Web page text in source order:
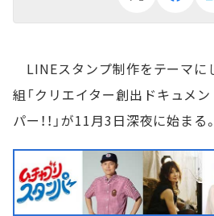
LINEスタンプ制作をテーマに
組「クリエイター創出ドキュメ
パー！！」が11月3日深夜に始まる。